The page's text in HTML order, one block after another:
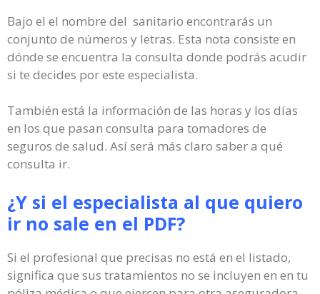
Bajo el el nombre del sanitario encontrarás un
conjunto de números y letras. Esta nota consiste en
dónde se encuentra la consulta donde podrás acudir
si te decides por este especialista.
También está la información de las horas y los días
en los que pasan consulta para tomadores de
seguros de salud. Así será más claro saber a qué
consulta ir.
¿Y si el especialista al que quiero
ir no sale en el PDF?
Si el profesional que precisas no está en el listado,
significa que sus tratamientos no se incluyen en en tu